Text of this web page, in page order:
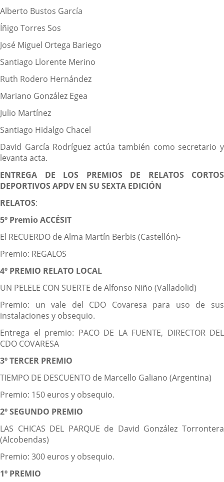
Alberto Bustos García
Íñigo Torres Sos
José Miguel Ortega Bariego
Santiago Llorente Merino
Ruth Rodero Hernández
Mariano González Egea
Julio Martínez
Santiago Hidalgo Chacel
David García Rodríguez actúa también como secretario y
levanta acta.
ENTREGA DE LOS PREMIOS DE RELATOS CORTOS
DEPORTIVOS APDV EN SU SEXTA EDICIÓN
RELATOS:
5º Premio ACCÉSIT
El RECUERDO de Alma Martín Berbis (Castellón)-
Premio: REGALOS
4º PREMIO RELATO LOCAL
UN PELELE CON SUERTE de Alfonso Niño (Valladolid)
Premio: un vale del CDO Covaresa para uso de sus
instalaciones y obsequio.
Entrega el premio: PACO DE LA FUENTE, DIRECTOR DEL
CDO COVARESA
3º TERCER PREMIO
TIEMPO DE DESCUENTO de Marcello Galiano (Argentina)
Premio: 150 euros y obsequio.
2º SEGUNDO PREMIO
LAS CHICAS DEL PARQUE de David González Torrontera
(Alcobendas)
Premio: 300 euros y obsequio.
1º PREMIO